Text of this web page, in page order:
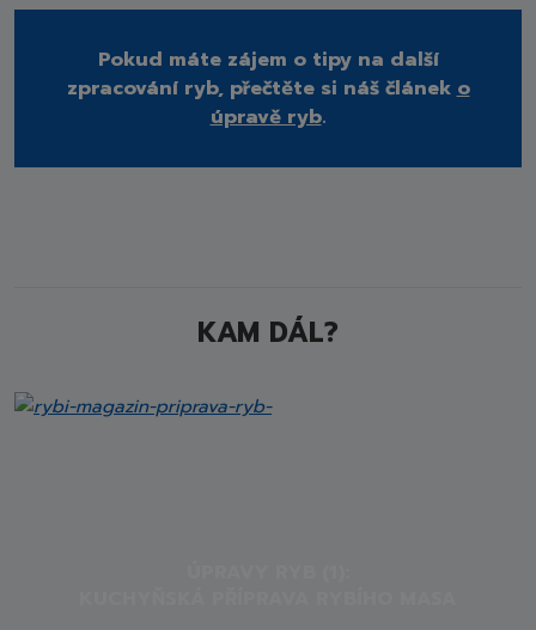
Pokud máte zájem o tipy na další
zpracování ryb, přečtěte si náš článek o
úpravě ryb.
KAM DÁL?